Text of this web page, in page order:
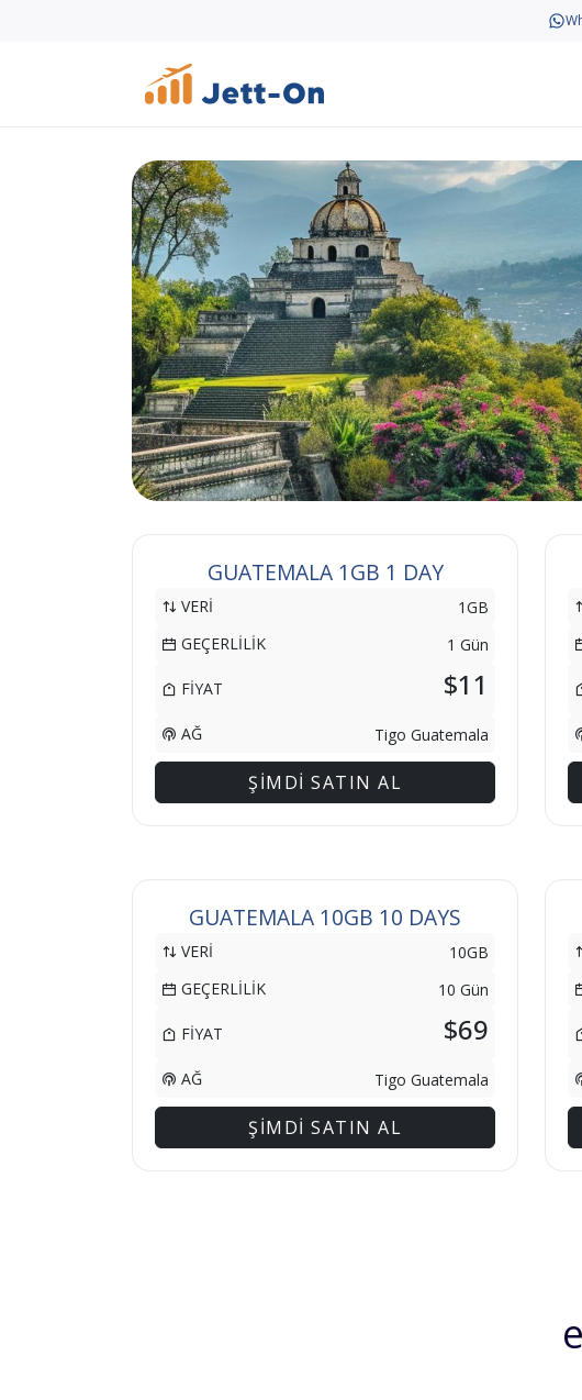
GUATEMALA 1GB 1 DAY
VERİ
1GB
GEÇERLİLİK
1 Gün
FİYAT $11
AĞ Tigo Guatemala
ŞİMDİ SATIN AL
GUATEMALA 10GB 10 DAYS
VERİ
10GB
GEÇERLİLİK
10 Gün
FİYAT $69
AĞ Tigo Guatemala
ŞİMDİ SATIN AL